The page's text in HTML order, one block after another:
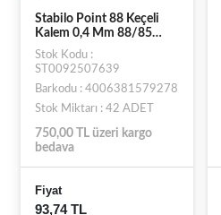
Stabilo Point 88 Keçeli
Kalem 0,4 Mm 88/85
Papatya Turuncusu
Stok Kodu :
ST0092507639
Barkodu : 4006381579278
Stok Miktarı : 42 ADET
750,00 TL üzeri kargo
bedava
Fiyat
93,74 TL